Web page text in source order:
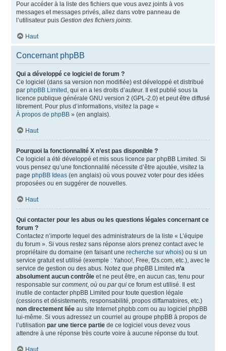
Pour accéder à la liste des fichiers que vous avez joints à vos
messages et messages privés, allez dans votre panneau de
l’utilisateur puis Gestion des fichiers joints.
Haut
Concernant phpBB
Qui a développé ce logiciel de forum ?
Ce logiciel (dans sa version non modifiée) est développé et distribué
par phpBB Limited , qui en a les droits d’auteur. Il est publié sous la
licence publique générale GNU version 2 (GPL-2.0) et peut être diffusé
librement. Pour plus d’informations, visitez la page «
À propos de phpBB» (en anglais).
Haut
Pourquoi la fonctionnalité X n’est pas disponible ?
Ce logiciel a été développé et mis sous licence par phpBB Limited. Si
vous pensez qu’une fonctionnalité nécessite d’être ajoutée, visitez la
page phpBB Ideas(en anglais) où vous pouvez voter pour des idées
proposées ou en suggérer de nouvelles.
Haut
Qui contacter pour les abus ou les questions légales concernant ce
forum ?
Contactez n’importe lequel des administrateurs de la liste « L’équipe
du forum ». Si vous restez sans réponse alors prenez contact avec le
propriétaire du domaine (en faisant une recherche sur whois) ou si un
service gratuit est utilisé (exemple : Yahoo!, Free, f2s.com, etc.), avec le
service de gestion ou des abus. Notez que phpBB Limited n’a
absolument aucun contrôleet ne peut être, en aucun cas, tenu pour
responsable sur comment, oùou par quice forum est utilisé. Il est
inutile de contacter phpBB Limited pour toute question légale
(cessions et désistements, responsabilité, propos diffamatoires, etc.)
non directement liéeau site Internet phpbb.com ou au logiciel phpBB
lui-même. Si vous adressez un courriel au groupe phpBB à propos de
l’utilisation par une tierce partiede ce logiciel vous devez vous
attendre à une réponse très courte voire à aucune réponse du tout.
Haut